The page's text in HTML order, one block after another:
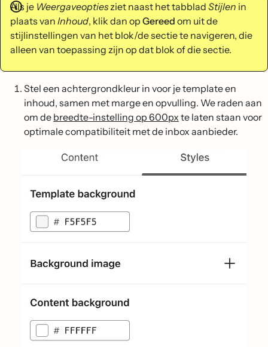
Als je Weergaveoptiesziet naast het tabblad Stijlen in
plaats van Inhoud, klik dan op Gereed om uit de
stijlinstellingen van het blok/de sectie te navigeren, die
alleen van toepassing zijn op dat blok of die sectie.
Stel een achtergrondkleur in voor je template en
inhoud, samen met marge en opvulling. We raden aan
om de breedte-instelling op 600px te laten staan voor
optimale compatibiliteit met de inbox aanbieder.